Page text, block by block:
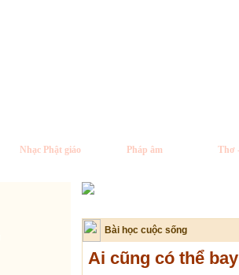
Nhạc Phật giáo Pháp âm Thơ
Bài học cuộc sống
Ai cũng có thể bay